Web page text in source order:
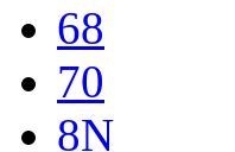
68
70
8N